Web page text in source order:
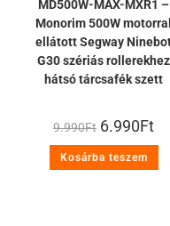
MD500W-MAX-MXR1 –
Monorim 500W motorral
ellátott Segway
G30 szériás rollerekhez
hátsó tárcsafék szett
9.990Ft 6.990Ft
Kosárba teszem